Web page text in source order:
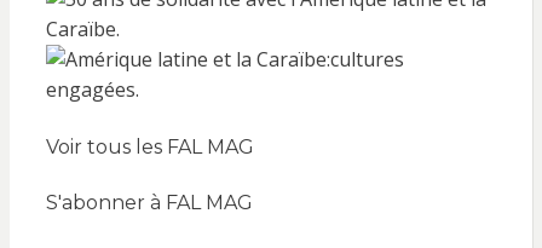
Voir tous les FAL MAG
S'abonner à FAL MAG